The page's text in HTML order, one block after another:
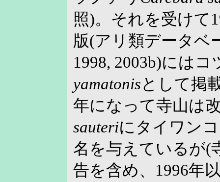
照)。それを受けて
版(アリ類データベ
1998, 2003b)には
yamatonisとして掲
年になって寺山は
sauteriにタイワン
名を与えているが(
告を含め、1996年